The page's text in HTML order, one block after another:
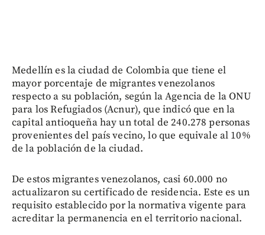
Medellín es la ciudad de Colombia que tiene el
mayor porcentaje de migrantes venezolanos
respecto a su población, según la Agencia de la ONU
para los Refugiados (Acnur), que indicó que en la
capital antioqueña hay un total de 240.278 personas
provenientes del país vecino, lo que equivale al 10%
de la población de la ciudad.
De estos migrantes venezolanos, casi 60.000 no
actualizaron su certificado de residencia. Este es un
requisito establecido por la normativa vigente para
acreditar la permanencia en el territorio nacional.